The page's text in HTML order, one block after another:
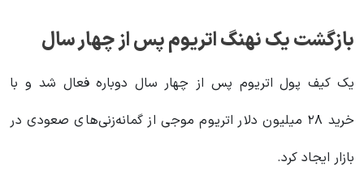
بازگشت یک نهنگ اتریوم پس از چهار سال
یک کیف پول اتریوم پس از چهار سال دوباره فعال شد و با
خرید ۲۸ میلیون دلار اتریوم موجی از گمانه‌زنی‌های صعودی در
بازار ایجاد کرد.